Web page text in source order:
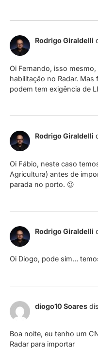
Rodrigo Giraldelli
Oi Fernando, isso
habilitação no Radar.
podem tem exigência de
Rodrigo Giraldelli
Oi Fábio, neste caso
Agricultura) antes de
parada no porto. 😉
Rodrigo Giraldelli
Oi Diogo, pode sim…
diogo10 Soares
Boa noite, eu tenho um
Radar para importar